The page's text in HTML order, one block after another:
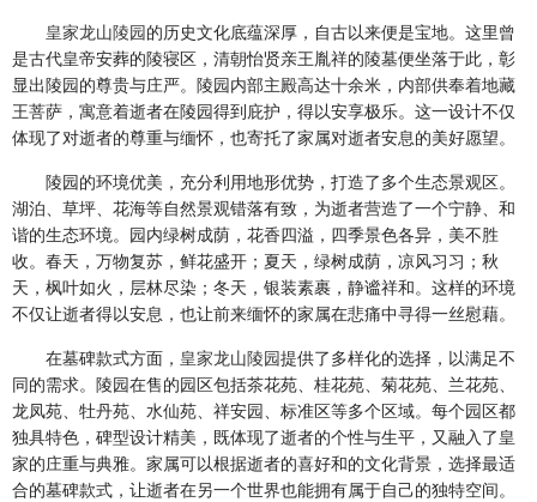
皇家龙山陵园的历史文化底蕴深厚，自古以来便是宝地。这里曾
是古代皇帝安葬的陵寝区，清朝怡贤亲王胤祥的陵墓便坐落于此，彰
显出陵园的尊贵与庄严。陵园内部主殿高达十余米，内部供奉着地藏
王菩萨，寓意着逝者在陵园得到庇护，得以安享极乐。这一设计不仅
体现了对逝者的尊重与缅怀，也寄托了家属对逝者安息的美好愿望。
陵园的环境优美，充分利用地形优势，打造了多个生态景观区。
湖泊、草坪、花海等自然景观错落有致，为逝者营造了一个宁静、和
谐的生态环境。园内绿树成荫，花香四溢，四季景色各异，美不胜
收。春天，万物复苏，鲜花盛开；夏天，绿树成荫，凉风习习；秋
天，枫叶如火，层林尽染；冬天，银装素裹，静谧祥和。这样的环境
不仅让逝者得以安息，也让前来缅怀的家属在悲痛中寻得一丝慰藉。
在墓碑款式方面， 皇家龙山陵园提供了多样化的选择，以满足不
同的需求。陵园在售的园区包括茶花苑、桂花苑、菊花苑、兰花苑、
龙凤苑、牡丹苑、水仙苑、祥安园、标准区等多个区域。每个园区都
独具特色，碑型设计精美，既体现了逝者的个性与生平，又融入了皇
家的庄重与典雅。家属可以根据逝者的喜好和的文化背景，选择最适
合的墓碑款式，让逝者在另一个世界也能拥有属于自己的独特空间。